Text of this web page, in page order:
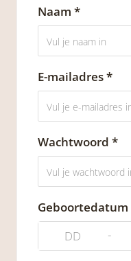
Naam *
E-mailadres *
Wachtwoord *
-